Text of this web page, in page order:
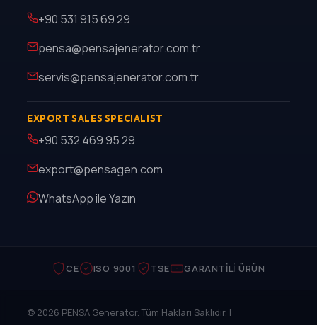
+90 531 915 69 29
pensa@pensajenerator.com.tr
servis@pensajenerator.com.tr
EXPORT SALES SPECIALIST
+90 532 469 95 29
export@pensagen.com
WhatsApp ile Yazın
CE ISO 9001 TSE GARANTILI ÜRÜN
© 2026 PENSA Generator. Tüm Hakları Saklıdır. |